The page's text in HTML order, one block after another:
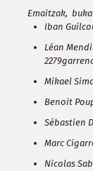
Emaitzak,
Iban
Léan
Mikael
Benoit
Sébastien
Marc
Nicolas